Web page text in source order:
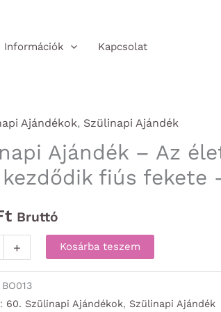
Információk Kapcsolat
Ajándékok, Szülinapi Ajándék
Ajándék – Az
fiús fekete
Bruttó
+ Kosárba teszem
BO013
60. Szülinapi Ajándékok, Szülinapi Ajándék